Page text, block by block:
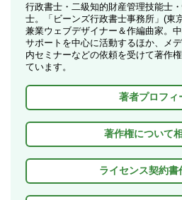
行政書士・二級知的財産管理技能士
士。「ビーンズ行政書士事務所」(東
兼業ウェブデザイナー＆作編曲家。
サポートを中心に活動するほか、メ
内セミナーなどの依頼を受けて著作
ています。
著者プロフィ
著作権について
ライセンス契約書